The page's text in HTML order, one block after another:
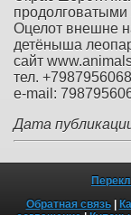
Оцелот внешне
детёныша
сайт
тел.
e-mail:
Дата
Обратная связь|